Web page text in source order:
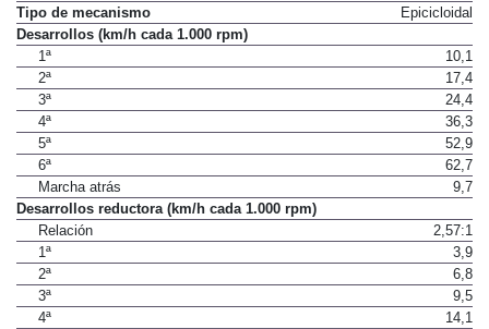
Tipo de mecanismo
Epicicloidal
Desarrollos (km/h cada 1.000 rpm)
1ª
10,1
2ª
17,4
3ª
24,4
4ª
36,3
5ª
52,9
6ª
62,7
Marcha atrás
9,7
Desarrollos reductora (km/h cada 1.000 rpm)
Relación
2,57:1
1ª
3,9
2ª
6,8
3ª
9,5
4ª
14,1